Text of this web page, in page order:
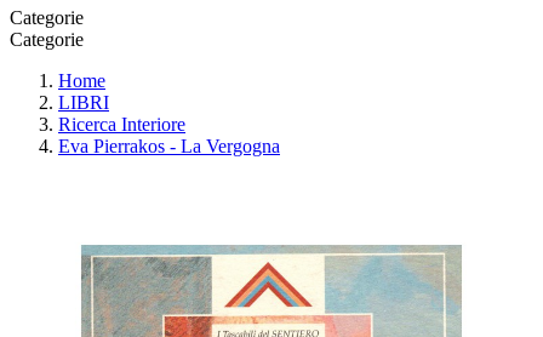
Categorie
Categorie
Home
LIBRI
Ricerca Interiore
Eva Pierrakos - La Vergogna